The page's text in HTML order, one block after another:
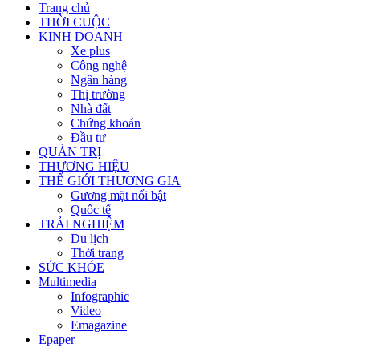
Trang chủ
THỜI CUỘC
KINH DOANH
Xe plus
Công nghệ
Ngân hàng
Thị trường
Nhà đất
Chứng khoán
Đầu tư
QUẢN TRỊ
THƯƠNG HIỆU
THẾ GIỚI THƯƠNG GIA
Gương mặt nổi bật
Quốc tế
TRẢI NGHIỆM
Du lịch
Thời trang
SỨC KHỎE
Multimedia
Infographic
Video
Emagazine
Epaper